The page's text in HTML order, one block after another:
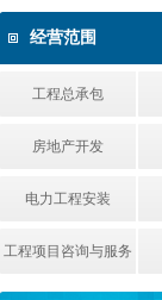
经营范围
工程总承包
房地产开发
电力工程安装
工程项目咨询与服务